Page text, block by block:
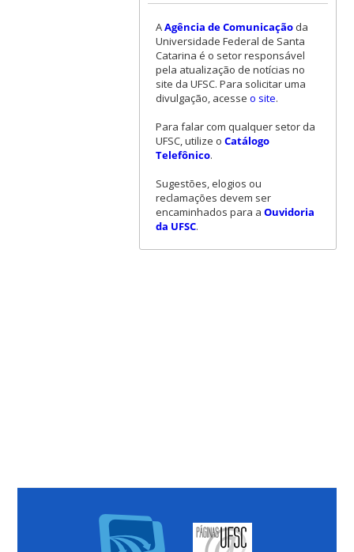
AAgência de Comunicaçãoda
Universidade Federal de Santa
Catarina é o setor responsável
pela atualização de notícias no
site da UFSC. Para solicitar uma
divulgação, acesse o site.
Para falar com qualquer setor da
UFSC, utilize o Catálogo
Telefônico.
Sugestões, elogios ou
reclamações devem ser
encaminhados para a Ouvidoria
da UFSC.